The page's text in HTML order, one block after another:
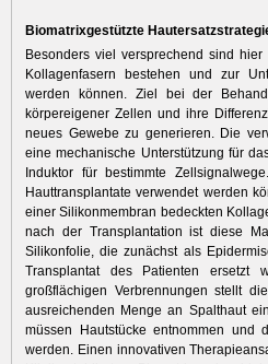
Biomatrixgestützte
Besonders viel versprechend sind
Kollagenfasern bestehen und zur
werden können. Ziel bei der
körpereigener Zellen und ihre
neues Gewebe zu generieren. Die
eine mechanische Unterstützung für
Induktor für bestimmte
Hauttransplantate verwendet werden
einer Silikonmembran bedeckten
nach der Transplantation ist diese
Silikonfolie, die zunächst als
Transplantat des Patienten
großflächigen Verbrennungen stellt
ausreichenden Menge an Spalthaut
müssen Hautstücke entnommen und
werden. Einen innovativen